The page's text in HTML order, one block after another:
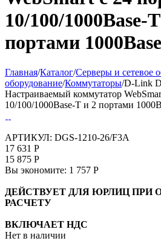
10/100/1000Base-
портами
Главная/Каталог/Серверы и сетевое
оборудование/Коммутаторы/D-Link
Настраиваемый коммутатор
10/100/1000Base-T и 2 портами
АРТИКУЛ: DGS-1210-26/F3A
17 631 Р
15 875 Р
Вы экономите: 1 757 Р
ДЕЙСТВУЕТ ДЛЯ ЮРЛИЦ ПРИ
РАСЧЕТУ
ВКЛЮЧАЕТ НДС
Нет в наличии